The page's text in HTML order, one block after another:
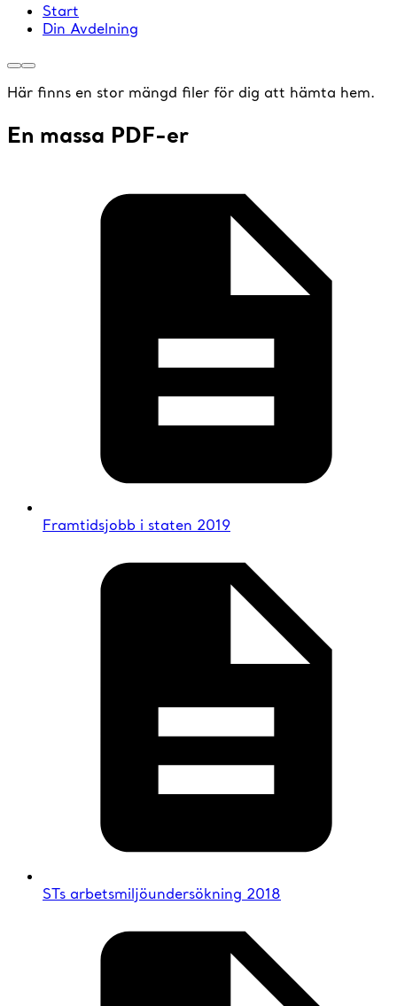
Start
Din Avdelning
Här finns en stor mängd filer för dig att hämta hem.
En massa PDF-er
Framtidsjobb i staten 2019
STs arbetsmiljöundersökning 2018